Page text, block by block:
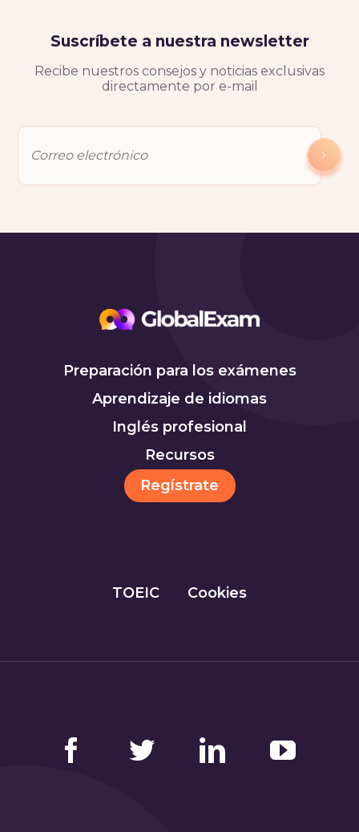
Suscríbete a nuestra newsletter
Recibe nuestros consejos y noticias exclusivas
directamente por e-mail
Preparación para los exámenes
Aprendizaje de idiomas
Inglés profesional
Recursos
Regístrate
TOEIC Cookies